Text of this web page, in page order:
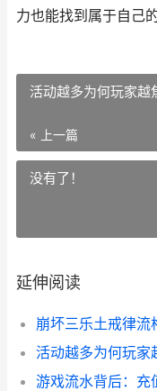
力也能找到属于自己
活动越多为何玩家越
« 上一篇
没有了！
延伸阅读
活动越多为何玩家
游戏流水背后：充